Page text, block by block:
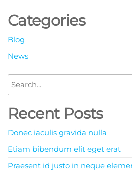
Categories
Blog
News
Buscar
Recent Posts
Donec iaculis gravida nulla
Etiam bibendum elit eget erat
Praesent id justo in neque